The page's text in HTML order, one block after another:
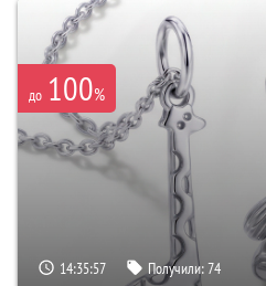
до 100%
14:35:56 Получили:74